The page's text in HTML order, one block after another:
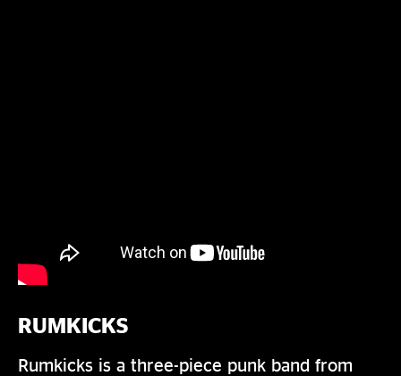
RUMKICKS
Rumkicks is a three-piece punk band from